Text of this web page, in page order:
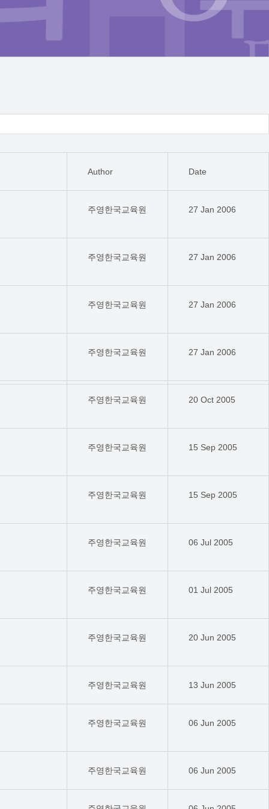
Author Date
주영한국교육원 27 Jan 2006
주영한국교육원 27 Jan 2006
주영한국교육원 27 Jan 2006
주영한국교육원 27 Jan 2006
주영한국교육원 20 Oct 2005
주영한국교육원 15 Sep 2005
주영한국교육원 15 Sep 2005
주영한국교육원 06 Jul 2005
주영한국교육원 01 Jul 2005
주영한국교육원 20 Jun 2005
주영한국교육원 13 Jun 2005
주영한국교육원 06 Jun 2005
주영한국교육원 06 Jun 2005